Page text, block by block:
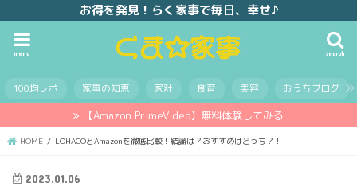
お得を発見！らく家事で毎日、幸せ♪
search
menu
100均レポ 家事の知恵 家計 食育 美容 おうちブログ
【Amazon PrimeVideo】無料体験してみる
HOME LOHACOとAmazonを徹底比較！結論は？おすすめはどっち？！
2023.01.06